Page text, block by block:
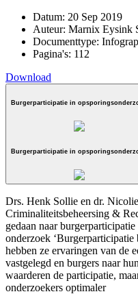
Datum: 20 Sep 2019
Auteur: Marnix Eysink
Documenttype:
Pagina's: 112
Download
Burgerparticipatie in
Burgerparticipatie in
Drs. Henk Sollie en dr.
Criminaliteitsbeheersing &
gedaan naar
onderzoek
hebben ze ervaringen van de
vastgelegd en burgers naar
waarderen de participatie,
onderzoekers optimaler